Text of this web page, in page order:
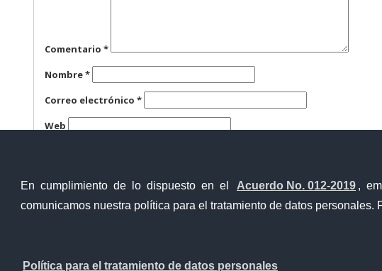
En cumplimiento de lo dispuesto en el Acuerdo No. 012-2019 ,
comunicamos nuestra política para el tratamiento de datos
Política para el tratamiento de datos personales
Comentario*
Nombre*
Correo electrónico*
Web